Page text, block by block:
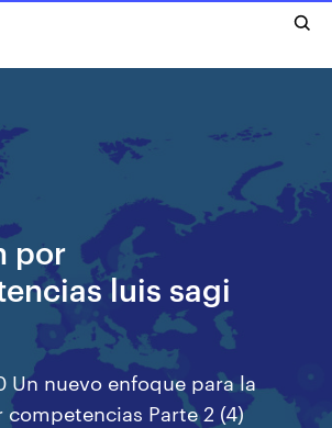
por
luis sagi
Un nuevo enfoque para la
Parte 2 (4)